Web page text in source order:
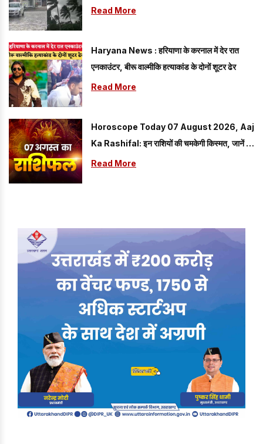
चेतावनी
Read More
Haryana News : हरियाणा के करनाल में देर रात
एनकाउंटर, बीरू वाल्मीकि हत्याकांड के दोनों शूटर ढेर
Read More
Horoscope Today 07 August 2026, Aaj
Ka Rashifal: इन राशियों की चमकेगी किस्मत, जानें मेष
से मीन तक सभी राशियों का हाल
Read More